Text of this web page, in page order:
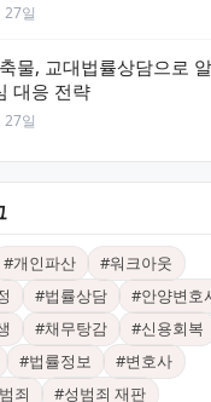
일
물, 교대법률상담으로
대응 전략
일
#개인파산 #워크아웃
#법률상담 #안양변호
#채무탕감 #신용회복
#법률정보 #변호사
죄 #성범죄 재판